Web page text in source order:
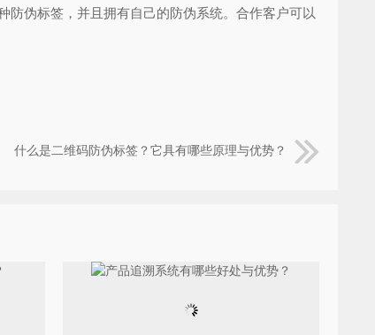
伪标签，并且拥有自己的防伪系统。合作客户可以
什么是二维码防伪标签？它具有哪些原理与优势？